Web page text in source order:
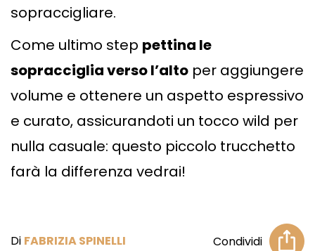
sopraccigliare.
Come ultimo step pettina le
sopracciglia verso l’alto per aggiungere
volume e ottenere un aspetto espressivo
e curato, assicurandoti un tocco wild per
nulla casuale: questo piccolo trucchetto
farà la differenza vedrai!
Di FABRIZIA SPINELLI Condividi